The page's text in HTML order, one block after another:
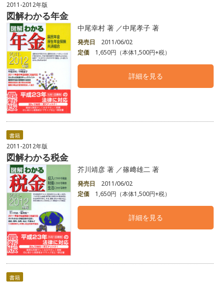
2011-2012年版
図解わかる年金
中尾幸村 著 ／中尾孝子 著
発売日
2011/06/02
定価
1,650円（本体1,500円+税）
詳細を見る
書籍
2011-2012年版
図解わかる税金
芥川靖彦 著 ／篠﨑雄二 著
発売日
2011/06/02
定価
1,650円（本体1,500円+税）
詳細を見る
書籍